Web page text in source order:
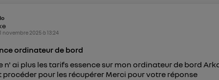
novembre 2025à13:24
ordinateur de bord
n' ai plus les tarifs essence sur mon ordinateur de bord
pour les récupérer Merci pour votre réponse
est associé à votre connexion internet. Ainsi, toutes les
même connexion et ayant consenties se verront attribuer
connexion foyer(ex : Wi-Fi), la personnalisation sera basée sur la navigation des
connexion mobile , la personnalisation sera basée uniquement sur la navigation
mobile.